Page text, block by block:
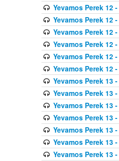
Yevamos Perek 12
Yevamos Perek 12
Yevamos Perek 12
Yevamos Perek 12
Yevamos Perek 12
Yevamos Perek 12
Yevamos Perek 13
Yevamos Perek 13
Yevamos Perek 13
Yevamos Perek 13
Yevamos Perek 13
Yevamos Perek 13
Yevamos Perek 13